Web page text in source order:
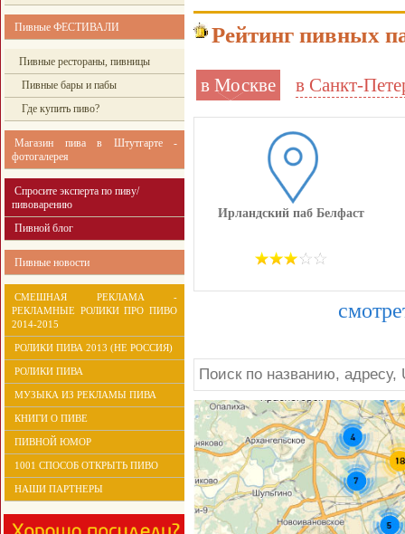
Пивные ФЕСТИВАЛИ
Пивные рестораны, пивницы
Пивные бары и пабы
Где купить пиво?
Магазин пива в Штутгарте -
фотогалерея
Спросите эксперта по пиву/
пивоварению
Пивной блог
Пивные новости
СМЕШНАЯ РЕКЛАМА -
РЕКЛАМНЫЕ РОЛИКИ ПРО ПИВО
2014-2015
РОЛИКИ ПИВА 2013 (НЕ РОССИЯ)
РОЛИКИ ПИВА
МУЗЫКА ИЗ РЕКЛАМЫ ПИВА
КНИГИ О ПИВЕ
ПИВНОЙ ЮМОР
1001 СПОСОБ ОТКРЫТЬ ПИВО
НАШИ ПАРТНЕРЫ
Рейтинг пивных
в Москве в Санкт-
Ирландский паб Белфаст